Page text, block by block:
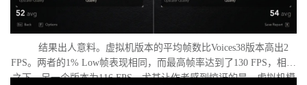
结果出人意料。虚拟机版本的平均帧数比Voices38版本高出2
FPS。两者的1% Low帧表现相同，而最高帧率达到了130 FPS，相比
之下，另一个版本为116 FPS。尤其让作者感到惊讶的是，虚拟机模